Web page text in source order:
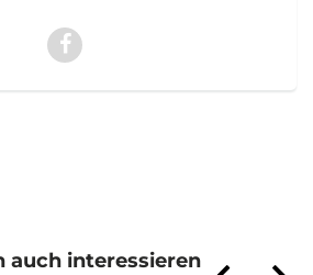
auch interessieren